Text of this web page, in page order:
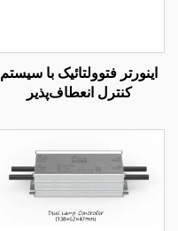
اینورتر فتوولتائیک با سیستم
کنترل انعطاف‌پذیر